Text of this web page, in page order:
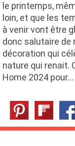
le printemps,
loin, et que les
à venir vont être
donc salutaire de
décoration qui
nature qui renait.
Home 2024 pour…